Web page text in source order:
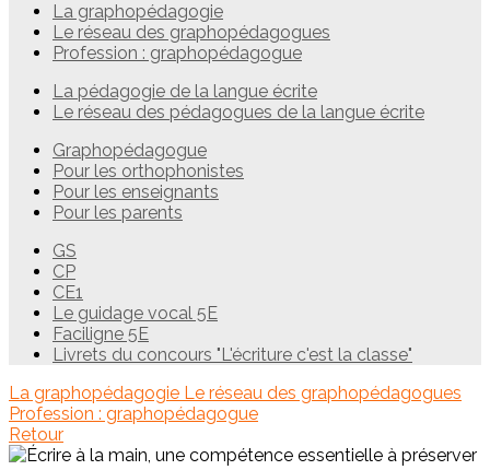
La graphopédagogie
Le réseau des graphopédagogues
Profession : graphopédagogue
La pédagogie de la langue écrite
Le réseau des pédagogues de la langue écrite
Graphopédagogue
Pour les orthophonistes
Pour les enseignants
Pour les parents
GS
CP
CE1
Le guidage vocal 5E
Faciligne 5E
Livrets du concours "L'écriture c'est la classe"
La graphopédagogie Le réseau des graphopédagogues
Profession : graphopédagogue
Retour